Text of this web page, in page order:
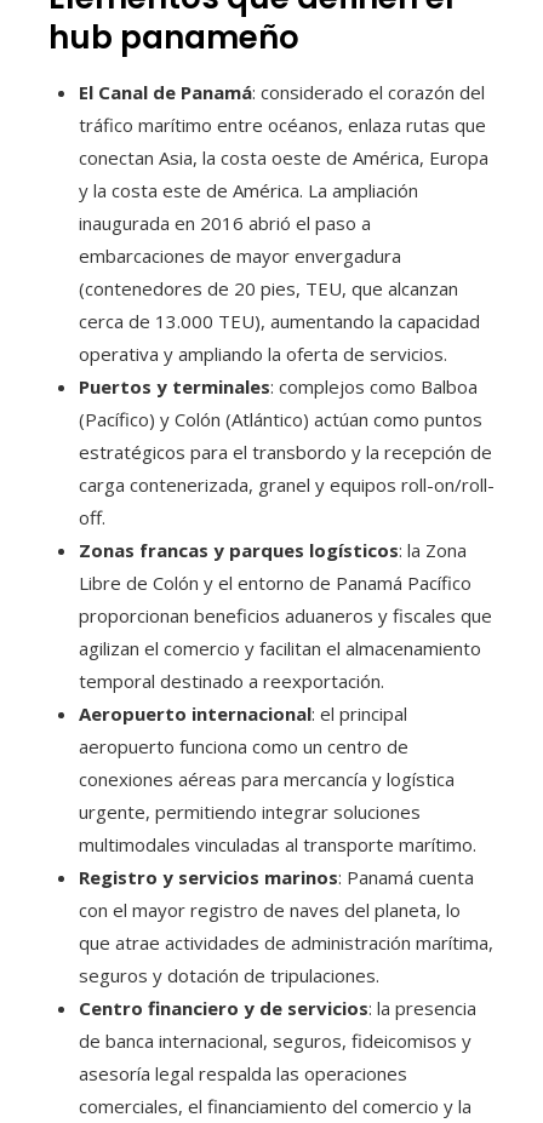
hub panameño
El Canal de Panamá: considerado el corazón del
tráfico marítimo entre océanos, enlaza rutas que
conectan Asia, la costa oeste de América, Europa
y la costa este de América. La ampliación
inaugurada en 2016 abrió el paso a
embarcaciones de mayor envergadura
(contenedores de 20 pies, TEU, que alcanzan
cerca de 13.000 TEU), aumentando la capacidad
operativa y ampliando la oferta de servicios.
Puertos y terminales: complejos como Balboa
(Pacífico) y Colón (Atlántico) actúan como puntos
estratégicos para el transbordo y la recepción de
carga contenerizada, granel y equipos roll-on/roll-
off.
Zonas francas y parques logísticos: la Zona
Libre de Colón y el entorno de Panamá Pacífico
proporcionan beneficios aduaneros y fiscales que
agilizan el comercio y facilitan el almacenamiento
temporal destinado a reexportación.
Aeropuerto internacional: el principal
aeropuerto funciona como un centro de
conexiones aéreas para mercancía y logística
urgente, permitiendo integrar soluciones
multimodales vinculadas al transporte marítimo.
Registro y servicios marinos: Panamá cuenta
con el mayor registro de naves del planeta, lo
que atrae actividades de administración marítima,
seguros y dotación de tripulaciones.
Centro financiero y de servicios: la presencia
de banca internacional, seguros, fideicomisos y
asesoría legal respalda las operaciones
comerciales, el financiamiento del comercio y la